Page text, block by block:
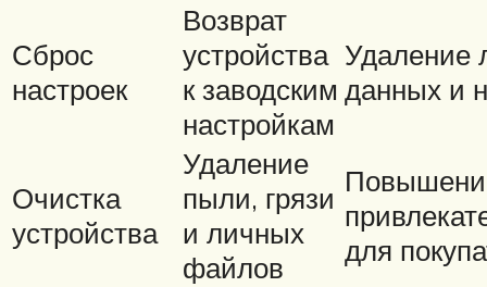
Сброс
настроек
Возврат
устройства
к заводским
настройкам
Удаление
данных и
Очистка
устройства
Удаление
пыли, грязи
и личных
файлов
для